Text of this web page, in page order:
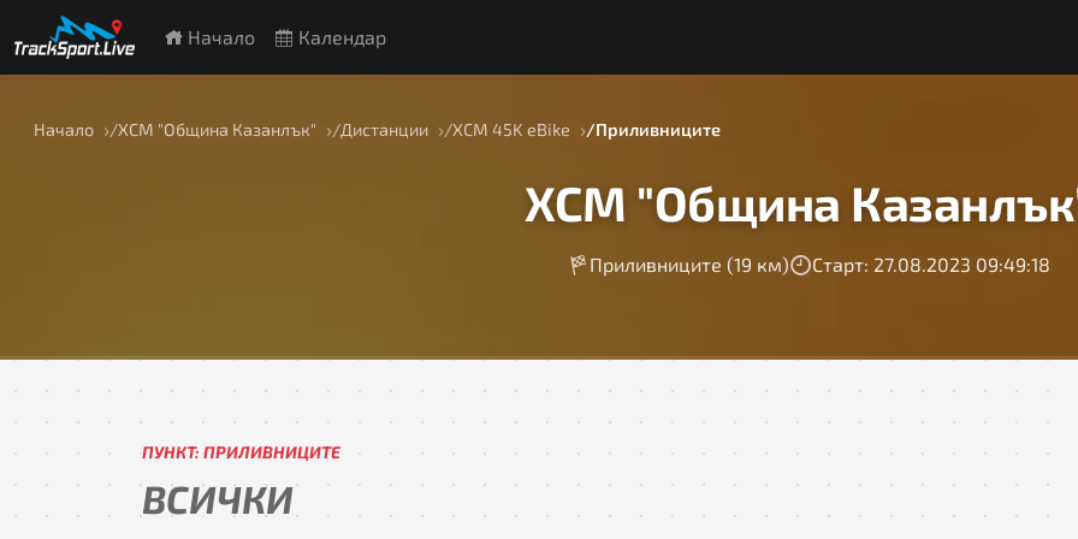
Начало Календар
Начало ХСМ "Община Казанлък" Дистанции ХСМ 45K eBike Приливниците
ХСМ "Община
Приливниците (19 км) Старт: 27.08.2023 09:49:18
ПУНКТ: ПРИЛИВНИЦИТЕ
ВСИЧКИ